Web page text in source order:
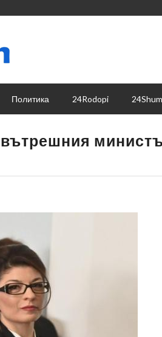
Политика 24Rodopi